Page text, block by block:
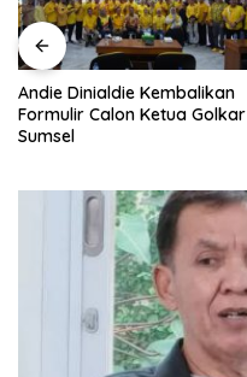
Andie Dinialdie Kembalikan
Formulir Calon Ketua Golkar
Sumsel